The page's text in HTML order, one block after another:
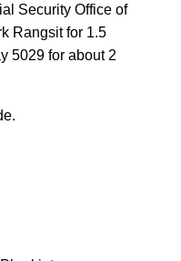
Security Office of
Rangsit for 1.5
5029 for about 2